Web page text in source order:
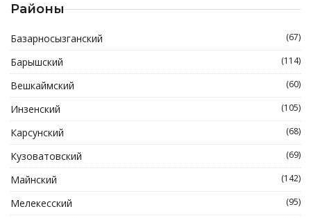
Районы
Базарносызганский (67)
Барышский (114)
Вешкаймский (60)
Инзенский (105)
Карсунский (68)
Кузоватовский (69)
Майнский (142)
Мелекесский (95)